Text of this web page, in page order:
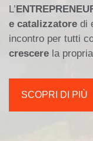
L’
e catalizzatore di
incontro per tutti
crescere la
SCOPRI DI PIÙ